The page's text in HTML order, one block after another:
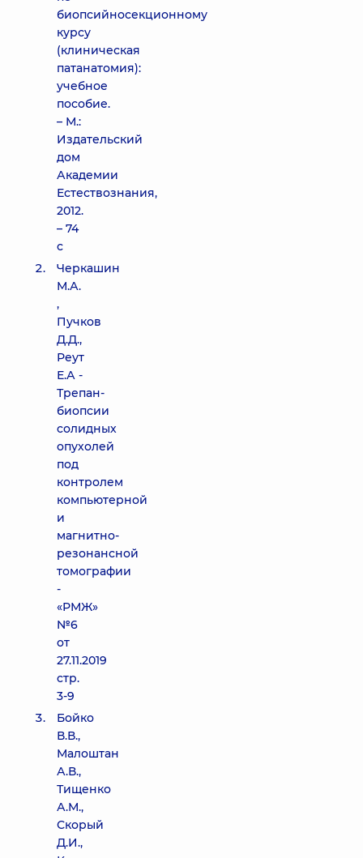
биопсийносекционному
курсу
(клиническая
патанатомия):
учебное
пособие.
– М.:
Издательский
дом
Академии
Естествознания,
2012.
– 74
с
Черкашин
М.А.
,
Пучков
Д.Д.,
Реут
Е.А -
Трепан-
биопсии
солидных
опухолей
под
контролем
компьютерной
и
магнитно-
резонансной
томографии
-
«РМЖ»
№6
от
27.11.2019
стр.
3-9
Бойко
В.В.,
Малоштан
А.В.,
Тищенко
А.М.,
Скорый
Д.И.,